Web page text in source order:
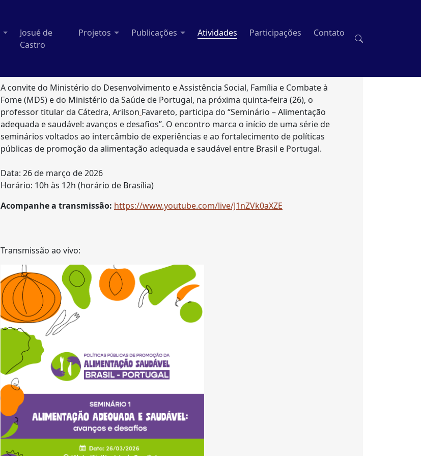
Josué de
Castro
Projetos Publicações Atividades Participações Contato
A convite do Ministério do Desenvolvimento e Assistência Social, Família e Combate à
Fome (MDS) e do Ministério da Saúde de Portugal, na próxima quinta-feira (26), o
professor titular da Cátedra, Arilson Favareto, participa do “Seminário – Alimentação
adequada e saudável: avanços e desafios”. O encontro marca o início de uma série de
seminários voltados ao intercâmbio de experiências e ao fortalecimento de políticas
públicas de promoção da alimentação adequada e saudável entre Brasil e Portugal.
Data: 26 de março de 2026
Horário: 10h às 12h (horário de Brasília)
Acompanhe a transmissão: https://www.youtube.com/live/J1nZVk0aXZE
Transmissão ao vivo: